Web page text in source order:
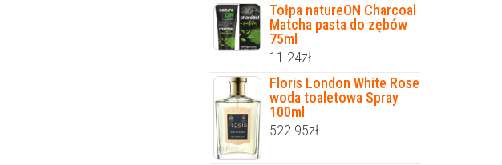
Tołpa natureON Charcoal
Matcha pasta do zębów
75ml
11.24zł
Floris London White Rose
woda toaletowa Spray
100ml
522.95zł